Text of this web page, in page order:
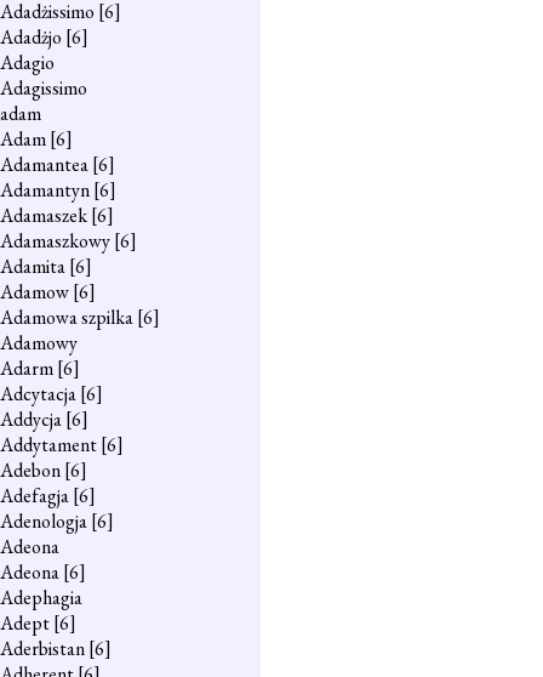
Adadżissimo [6]
Adadżjo [6]
Adagio
Adagissimo
adam
Adam[6]
Adamantea[6]
Adamantyn[6]
Adamaszek[6]
Adamaszkowy[6]
Adamita[6]
Adamow[6]
Adamowa szpilka[6]
Adamowy
Adarm[6]
Adcytacja[6]
Addycja[6]
Addytament[6]
Adebon[6]
Adefagja[6]
Adenologja[6]
Adeona
Adeona[6]
Adephagia
Adept[6]
Aderbistan[6]